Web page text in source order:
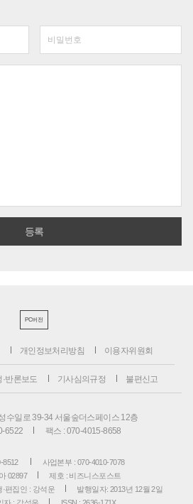
PC버전
개인정보처리방침 이용자위원회
·반론보도 기사심의규정 불편신고
수일로 39-34 서울숲더스페이스 12층
6522
팩스 : 070-4015-8658
8512
사업본부 : 070-4010-7078
02897
제호 : 비즈니스포스트
·편집인 : 강석운
발행일자: 2013년 12월 2일